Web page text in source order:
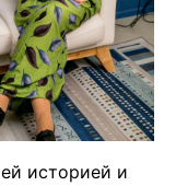
историей и